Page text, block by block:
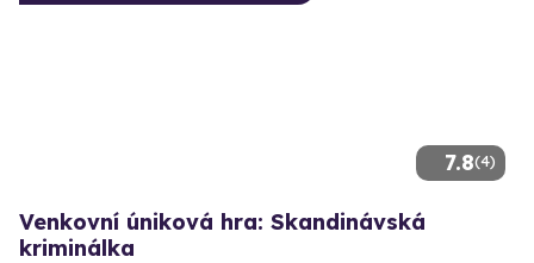
7.8(4)
Venkovní úniková hra: Skandinávská
kriminálka